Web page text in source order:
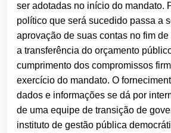
ser adotadas no início do mandato.
político que será sucedido passa a
aprovação de suas contas no fim
a transferência do orçamento
cumprimento dos compromissos
exercício do mandato. O
dados e informações se dá por
de uma equipe de transição de
instituto de gestão pública